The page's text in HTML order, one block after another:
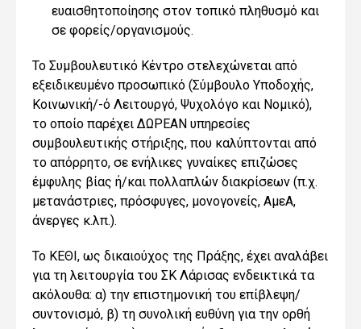
ευαισθητοποίησης στον τοπικό πληθυσμό και
σε φορείς/οργανισμούς.
Το Συμβουλευτικό Κέντρο στελεχώνεται από
εξειδικευμένο προσωπικό (Σύμβουλο Υποδοχής,
Κοινωνική/-ό Λειτουργό, Ψυχολόγο και Νομικό),
το οποίο παρέχει ΔΩΡΕΑΝ υπηρεσίες
συμβουλευτικής στήριξης, που καλύπτονται από
το απόρρητο, σε ενήλικες γυναίκες επιζώσες
έμφυλης βίας ή/και πολλαπλών διακρίσεων (π.χ.
μετανάστριες, πρόσφυγες, μονογονείς, ΑμεΑ,
άνεργες κ.λπ.).
Το ΚΕΘΙ, ως δικαιούχος της Πράξης, έχει αναλάβει
για τη λειτουργία του ΣΚ Λάρισας ενδεικτικά τα
ακόλουθα: α) την επιστημονική του επίβλεψη/
συντονισμό, β) τη συνολική ευθύνη για την ορθή